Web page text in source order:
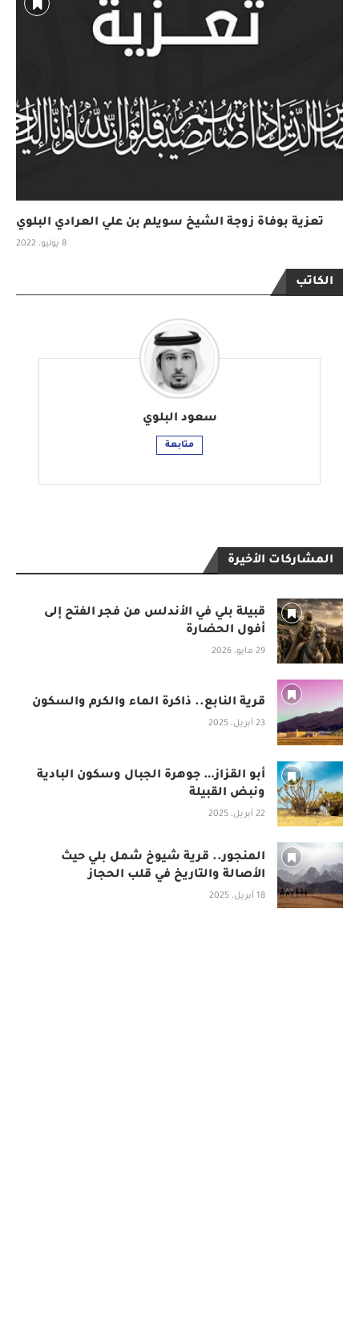
تعزية بوفاة زوجة الشيخ سويلم بن علي العرادي البلوي
8 يوليو، 2022
الكاتب
سعود البلوي
متابعة
المشاركات الأخيرة
قبيلة بلي في الأندلس من فجر الفتح إلى
أفول الحضارة
29 مايو، 2026
قرية النابع.. ذاكرة الماء والكرم والسكون
23 أبريل، 2025
أبو القزاز… جوهرة الجبال وسكون البادية
ونبض القبيلة
22 أبريل، 2025
المنجور.. قرية شيوخ شمل بلي حيث
الأصالة والتاريخ في قلب الحجاز
18 أبريل، 2025